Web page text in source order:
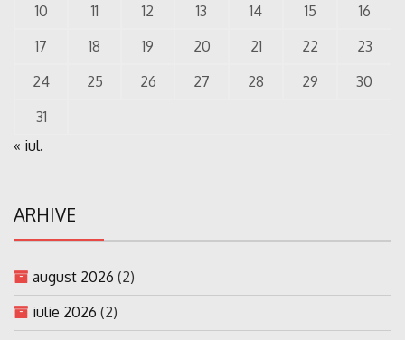
10
11 12 13 14 15
16
17
18 19 20 21 22
23
24
25 26 27 28 29
30
31
« iul.
ARHIVE
august 2026 (2)
iulie 2026 (2)